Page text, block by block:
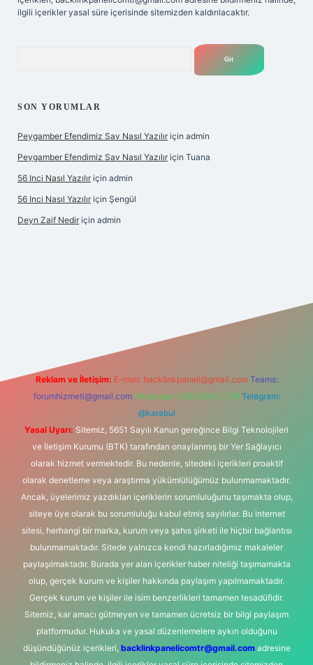
ilgili içerikler yasal süre içerisinde sitemizden kaldırılacaktır.
SON YORUMLAR
Peygamber Efendimiz Sav Nasıl Yazılır için admin
Peygamber Efendimiz Sav Nasıl Yazılır için Tuana
56 Inci Nasıl Yazılır için admin
56 Inci Nasıl Yazılır için Şengül
Deyn Zaif Nedir için admin
Reklam ve İletişim: E-mail: backlinkpaneli@gmail.com Teams:
forumhizmeti@gmail.com Whatsapp: 0262 606 0 726 Telegram:
@karabul
Yasal Uyarı: Sitemiz, 5651 Sayılı Kanun gereğince Bilgi Teknolojileri
ve İletişim Kurumu (BTK) tarafından onaylanmış bir Yer Sağlayıcı
olarak hizmet vermektedir. Bu nedenle, sitedeki içerikleri proaktif
olarak denetleme veya araştırma yükümlülüğümüz bulunmamaktadır.
Ancak, üyelerimiz yazdıkları içeriklerin sorumluluğunu taşımakta olup,
siteye üye olarak bu sorumluluğu kabul etmiş sayılırlar. Bu internet
sitesi, herhangi bir marka, kurum veya şahıs şirketi ile hiçbir bağlantısı
bulunmamaktadır. Sitede yalnızca kendi hazırladığımız makaleler
paylaşılmaktadır. Burada yer alan içerikler haber niteliği taşımamakta
olup, gerçek kurum ve kişiler hakkında paylaşım yapılmamaktadır.
Gerçek kurum ve kişiler ile isim benzerlikleri tamamen tesadüfidir.
Sitemiz, kar amacı gütmeyen ve tamamen ücretsiz bir bilgi paylaşım
platformudur. Hukuka ve yasal düzenlemelere aykırı olduğunu
düşündüğünüz içerikleri, backlinkpanelicomtr@gmail.comadresine